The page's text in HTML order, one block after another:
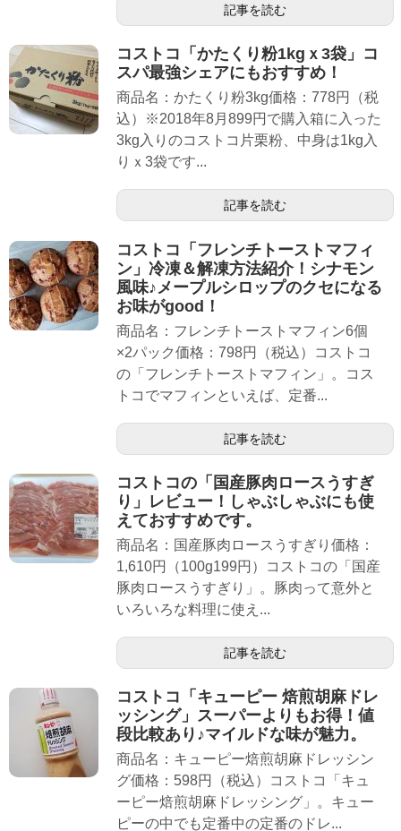
記事を読む
コストコ「かたくり粉1kgｘ3袋」コ
スパ最強シェアにもおすすめ！
商品名：かたくり粉3kg価格：778円（税
込）※2018年8月899円で購入箱に入った
3kg入りのコストコ片栗粉、中身は1kg入
りｘ3袋です...
記事を読む
コストコ「フレンチトーストマフィ
ン」冷凍＆解凍方法紹介！シナモン
風味♪メープルシロップのクセになる
お味がgood！
商品名：フレンチトーストマフィン6個
×2パック価格：798円（税込）コストコ
の「フレンチトーストマフィン」。コス
トコでマフィンといえば、定番...
記事を読む
コストコの「国産豚肉ロースうすぎ
り」レビュー！しゃぶしゃぶにも使
えておすすめです。
商品名：国産豚肉ロースうすぎり価格：
1,610円（100g199円）コストコの「国産
豚肉ロースうすぎり」。豚肉って意外と
いろいろな料理に使え...
記事を読む
コストコ「キューピー 焙煎胡麻ドレ
ッシング」スーパーよりもお得！値
段比較あり♪マイルドな味が魅力。
商品名：キューピー焙煎胡麻ドレッシン
グ価格：598円（税込）コストコ「キュ
ーピー焙煎胡麻ドレッシング」。キュー
ピーの中でも定番中の定番のドレ...